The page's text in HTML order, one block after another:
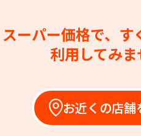
スーパー価格で、す
利用してみま
お近くの店舗